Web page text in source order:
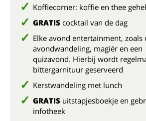
Koffiecorner: koffie en thee
GRATIS cocktail van de dag
Elke avond entertainment, zoals
avondwandeling, magiër en een
quizavond. Hierbij wordt
bittergarnituur geserveerd
Kerstwandeling met lunch
GRATIS uitstapjesboekje en
infotheek